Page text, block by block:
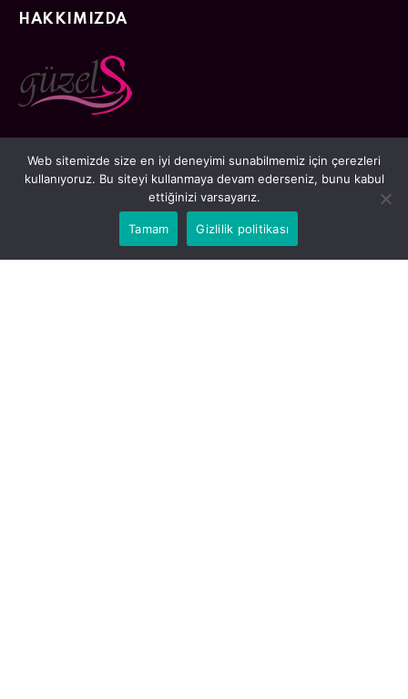
HAKKIMIZDA
kadınların cilt bakımı, güzellik, saç bakımı, sağlık, temizlik ve ilaçlar
konularında uzman içerikler sunan güvenilir bir kaynaktır.
iletisim@guzels.com
Web sitemizde size en iyi deneyimi sunabilmemiz için çerezleri
kullanıyoruz. Bu siteyi kullanmaya devam ederseniz, bunu kabul
ettiğinizi varsayarız.
Tamam Gizlilik politikası